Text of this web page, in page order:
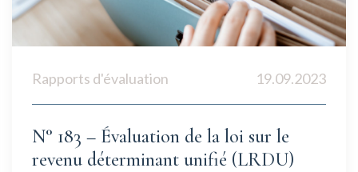
Rapports d'évaluation 19.09.2023
N° 183 – Évaluation de la loi sur le
revenu déterminant unifié (LRDU)